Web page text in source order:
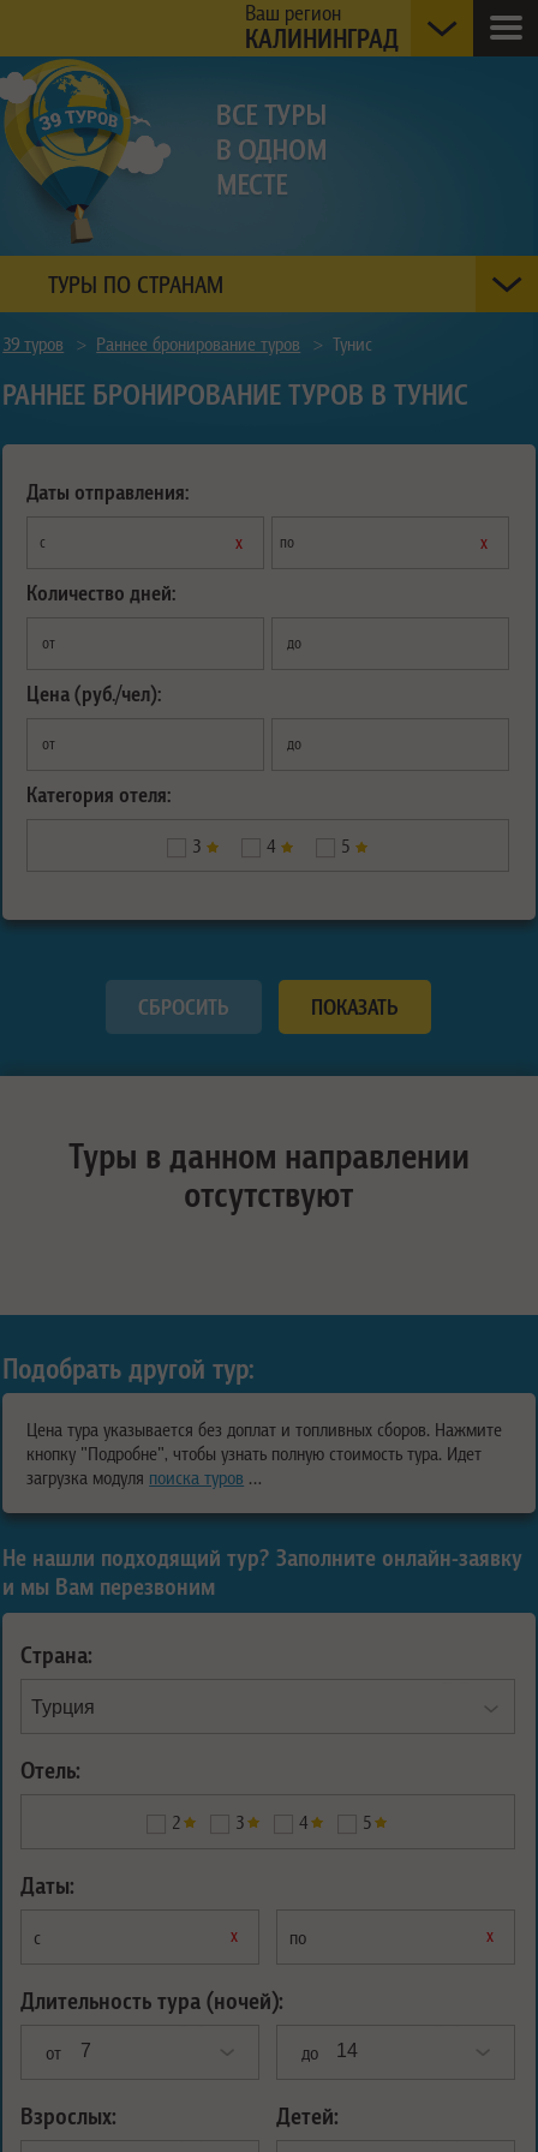
Ваш регион
КАЛИНИНГРАД
ТУРЫ ПО СТРАНАМ
39 туров > Раннее бронирование туров > Тунис
РАННЕЕ БРОНИРОВАНИЕ ТУРОВ В ТУНИС
Даты отправления:
с х по х
Количество дней:
от до
Цена (руб./чел):
от до
Категория отеля:
3 4 5
Туры в данном направлении
отсутствуют
Подобрать другой тур:
Цена тура указывается без доплат и топливных сборов. Нажмите
кнопку "Подробне", чтобы узнать полную стоимость тура. Идет
загрузка модуля поиска туров …
Не нашли подходящий тур? Заполните онлайн-заявку
и мы Вам перезвоним
Страна:
Отель:
2 3 4 5
Даты:
с х по х
Длительность тура (ночей):
от до
Взрослых: Детей: